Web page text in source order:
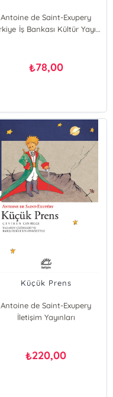
Antoine de Saint-Exupery
Türkiye İş Bankası Kültür Yayınları
₺78,00
Küçük Prens
Antoine de Saint-Exupery
İletişim Yayınları
₺220,00